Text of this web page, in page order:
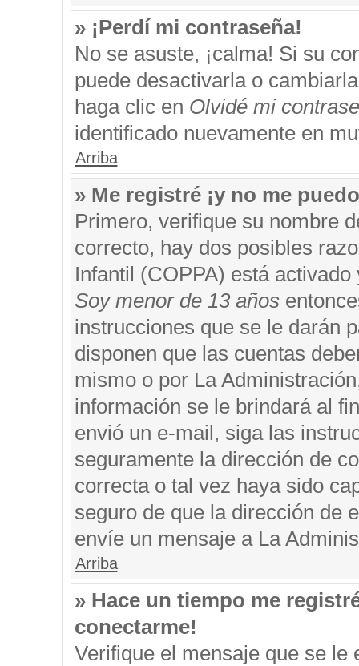
» ¡Perdí mi contraseña!
No se asuste, ¡calma! Si su
puede desactivarla o
haga clic en Olvidé mi
identificado nuevamente en
Arriba
» Me registré ¡y no me
Primero, verifique su nombre
correcto, hay dos posibles
Infantil (COPPA) está
Soy menor de 13 años
instrucciones que se le darán
disponen que las cuentas
mismo o por La
información se le brindará al
envió un e-mail, siga las
seguramente la dirección de
correcta o tal vez haya sido
seguro de que la dirección de
envíe un mensaje a La
Arriba
» Hace un tiempo me
conectarme!
Verifique el mensaje que se